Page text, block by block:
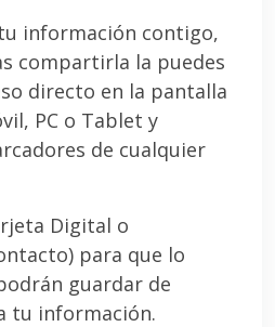
información contigo,
compartirla la puedes
directo en la pantalla
PC o Tablet y
de cualquier
Digital o
para que lo
guardar de
tu información.